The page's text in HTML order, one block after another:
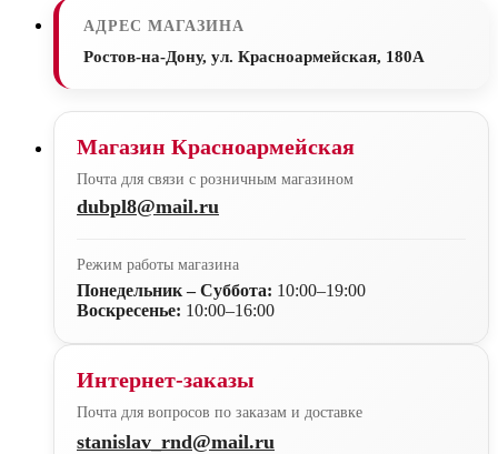
АДРЕС МАГАЗИНА
Ростов-на-Дону, ул. Красноармейская, 180А
Магазин Красноармейская
Почта для связи с розничным магазином
dubpl8@mail.ru
Режим работы магазина
Понедельник – Суббота: 10:00–19:00
Воскресенье: 10:00–16:00
Интернет-заказы
Почта для вопросов по заказам и доставке
stanislav_rnd@mail.ru